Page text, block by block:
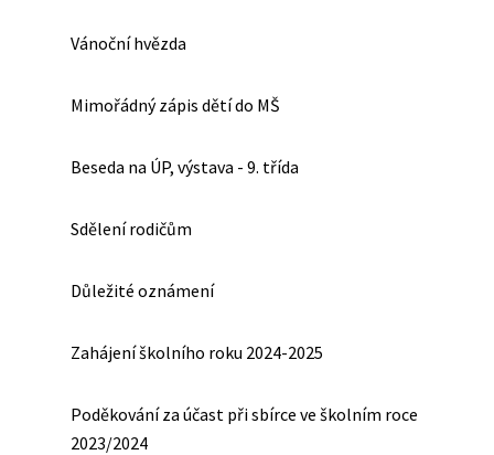
Vánoční hvězda
Mimořádný zápis dětí do MŠ
Beseda na ÚP, výstava - 9. třída
Sdělení rodičům
Důležité oznámení
Zahájení školního roku 2024-2025
Poděkování za účast při sbírce ve školním roce
2023/2024